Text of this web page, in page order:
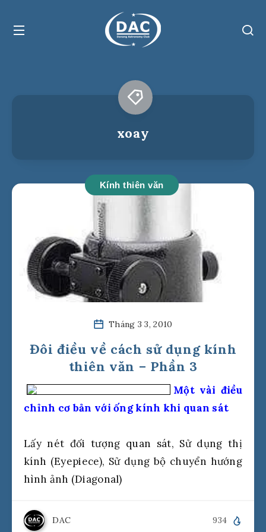
xoay
Kính thiên văn
Tháng 3 3, 2010
Đôi điều về cách sử dụng kính
thiên văn – Phần 3
Một vài điều
chỉnh cơ bản với ống kính khi quan sát
Lấy nét đối tượng quan sát, Sử dụng thị
kính (Eyepiece), Sử dụng bộ chuyển hướng
hình ảnh (Diagonal)
DAC 934